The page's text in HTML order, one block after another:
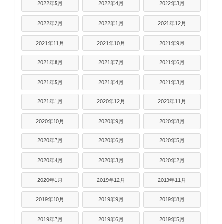
2022年5月 2022年4月 2022年3月
2022年2月 2022年1月 2021年12月
2021年11月 2021年10月 2021年9月
2021年8月 2021年7月 2021年6月
2021年5月 2021年4月 2021年3月
2021年1月 2020年12月 2020年11月
2020年10月 2020年9月 2020年8月
2020年7月 2020年6月 2020年5月
2020年4月 2020年3月 2020年2月
2020年1月 2019年12月 2019年11月
2019年10月 2019年9月 2019年8月
2019年7月 2019年6月 2019年5月